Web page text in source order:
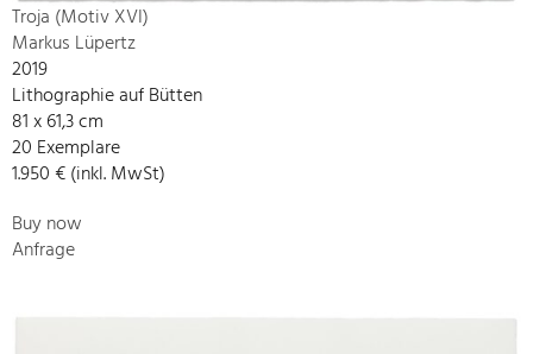
Troja (Motiv XVI)
Markus Lüpertz
2019
Lithographie auf Bütten
81 x 61,3 cm
20 Exemplare
1.950 € (inkl. MwSt)
Buy now
Anfrage